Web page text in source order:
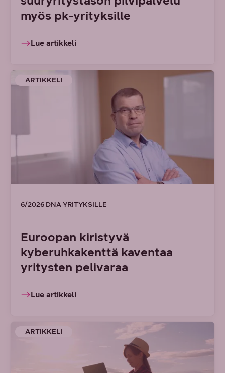
myös pk-yrityksille
Lue artikkeli
ARTIKKELI
6/2026 DNA YRITYKSILLE
Euroopan kiristyvä
kyberuhkakenttä kaventaa
yritysten pelivaraa
Lue artikkeli
ARTIKKELI